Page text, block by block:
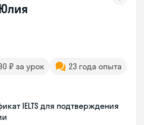
₽ за урок
23 года опыта
IELTS для подтверждения